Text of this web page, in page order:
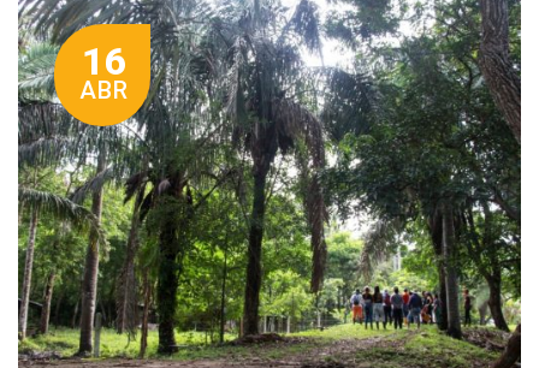
16
ABR